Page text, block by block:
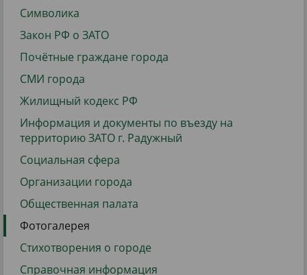
Символика
Закон РФ о ЗАТО
Почётные граждане города
СМИ города
Жилищный кодекс РФ
Информация и документы по въезду на
территорию ЗАТО г. Радужный
Социальная сфера
Организации города
Общественная палата
Фотогалерея
Стихотворения о городе
Справочная информация